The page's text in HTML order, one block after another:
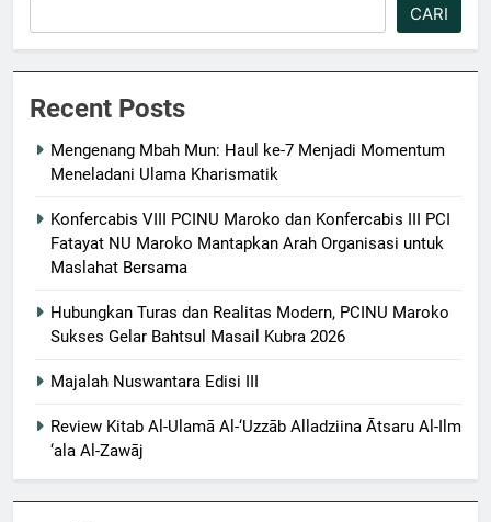
CARI
Recent Posts
Mengenang Mbah Mun: Haul ke-7 Menjadi Momentum
Meneladani Ulama Kharismatik
Konfercabis VIII PCINU Maroko dan Konfercabis III PCI
Fatayat NU Maroko Mantapkan Arah Organisasi untuk
Maslahat Bersama
Hubungkan Turas dan Realitas Modern, PCINU Maroko
Sukses Gelar Bahtsul Masail Kubra 2026
Majalah Nuswantara Edisi III
Review Kitab Al-Ulamā Al-‘Uzzāb Alladziina Ātsaru Al-Ilm
‘ala Al-Zawāj